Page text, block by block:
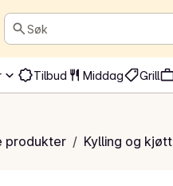
Søk
Tilbud Middag Grill
produkter / Kylling og kjøtt